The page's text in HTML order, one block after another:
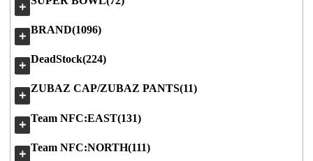
＋
＋
BRAND(1096)
＋
DeadStock(224)
＋
ZUBAZ CAP/ZUBAZ PANTS(11)
＋
Team NFC:EAST(131)
＋
Team NFC:NORTH(111)